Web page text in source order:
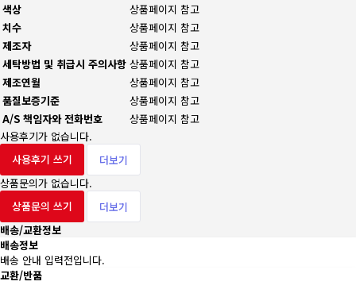
색상
상품페이지 참고
치수
상품페이지 참고
제조자
상품페이지 참고
세탁방법 및 취급시 주의사항 상품페이지 참고
제조연월
상품페이지 참고
품질보증기준
상품페이지 참고
A/S 책임자와 전화번호
상품페이지 참고
사용후기가 없습니다.
사용후기 쓰기
더보기
상품문의가 없습니다.
상품문의 쓰기
더보기
배송/교환정보
배송정보
배송 안내 입력전입니다.
교환/반품